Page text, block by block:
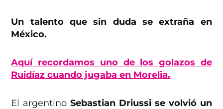
Un talento que sin duda se extraña en
México.
Aquí recordamos uno de los golazos de
Ruidíaz cuando jugaba en Morelia.
El argentinoSebastian Driussi se volvió un